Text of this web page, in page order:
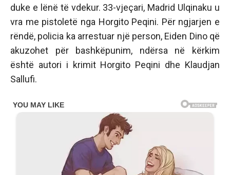
duke e lënë të vdekur. 33-vjeçari, Madrid Ulqinaku u
vra me pistoletë nga Horgito Peqini. Për ngjarjen e
rëndë, policia ka arrestuar një person, Eiden Dino që
akuzohet për bashkëpunim, ndërsa në kërkim
është autori i krimit Horgito Peqini dhe Klaudjan
Sallufi.